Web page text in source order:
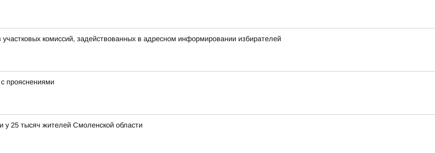
комиссий, задействованных в адресном информировании избирателей
с прояснениями
у 25 тысяч жителей Смоленской области